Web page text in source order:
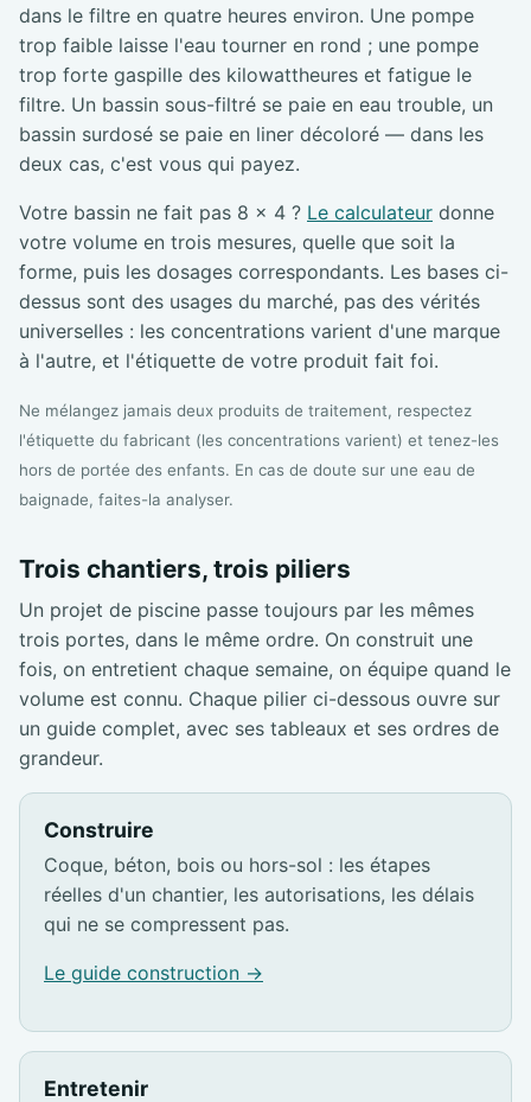
dans le filtre en quatre heures environ. Une pompe
trop faible laisse l'eau tourner en rond ; une pompe
trop forte gaspille des kilowattheures et fatigue le
filtre. Un bassin sous-filtré se paie en eau trouble, un
bassin surdosé se paie en liner décoloré — dans les
deux cas, c'est vous qui payez.
Votre bassin ne fait pas 8 × 4 ? Le calculateur donne
votre volume en trois mesures, quelle que soit la
forme, puis les dosages correspondants. Les bases ci-
dessus sont des usages du marché, pas des vérités
universelles : les concentrations varient d'une marque
à l'autre, et l'étiquette de votre produit fait foi.
Ne mélangez jamais deux produits de traitement, respectez
l'étiquette du fabricant (les concentrations varient) et tenez-les
hors de portée des enfants. En cas de doute sur une eau de
baignade, faites-la analyser.
Trois chantiers, trois piliers
Un projet de piscine passe toujours par les mêmes
trois portes, dans le même ordre. On construit une
fois, on entretient chaque semaine, on équipe quand le
volume est connu. Chaque pilier ci-dessous ouvre sur
un guide complet, avec ses tableaux et ses ordres de
grandeur.
Construire
Coque, béton, bois ou hors-sol : les étapes
réelles d'un chantier, les autorisations, les délais
qui ne se compressent pas.
Le guide construction →
Entretenir